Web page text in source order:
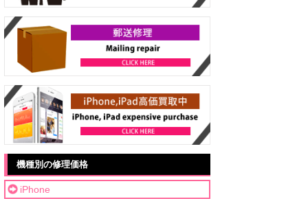
機種別の修理価格
iPhone